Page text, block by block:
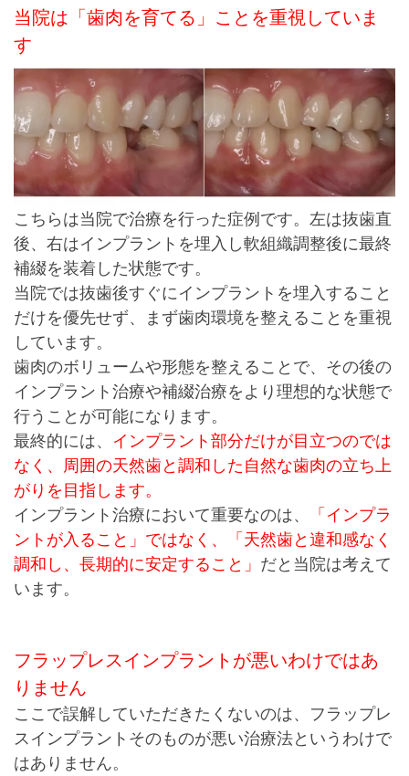
当院は「歯肉を育てる」ことを重視していま
す
こちらは当院で治療を行った症例です。 左は抜歯直
後、右はインプラントを埋入し軟組織調整後に最終
補綴を装着した状態です。
当院では抜歯後すぐにインプラントを埋入すること
だけを優先せず、まず歯肉環境を整えることを重視
しています。
歯肉のボリュームや形態を整えることで、その後の
インプラント治療や補綴治療をより理想的な状態で
行うことが可能になります。
最終的には、 インプラント部分だけが目立つのでは
なく、周囲の天然歯と調和した自然な歯肉の立ち上
がりを目指します。
インプラント治療において重要なのは、
「インプラ
ントが入ること」ではなく、
「天然歯と違和感なく
調和し、長期的に安定すること」 だと当院は考えて
います。
フラップレスインプラントが悪いわけではあ
りません
ここで誤解していただきたくないのは、 フラップレ
スインプラントそのものが悪い治療法というわけで
はありません。